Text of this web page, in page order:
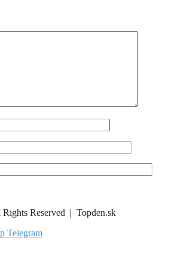
Reserved | Topden.sk
Telegram